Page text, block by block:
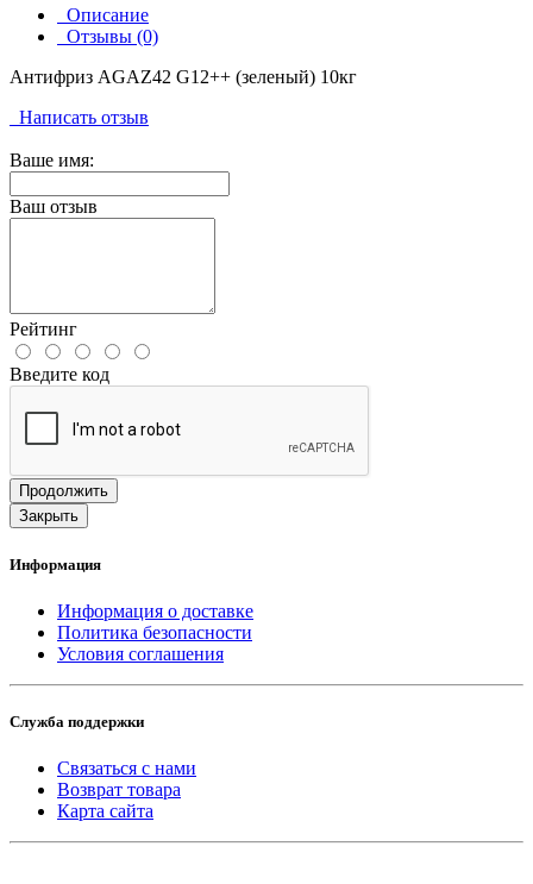
Описание
Отзывы (0)
Антифриз AGAZ42 G12++ (зеленый) 10кг
Написать отзыв
Ваше имя:
Ваш отзыв
Рейтинг
Введите код
Продолжить
Закрыть
Информация
Информация о доставке
Политика безопасности
Условия соглашения
Служба поддержки
Связаться с нами
Возврат товара
Карта сайта